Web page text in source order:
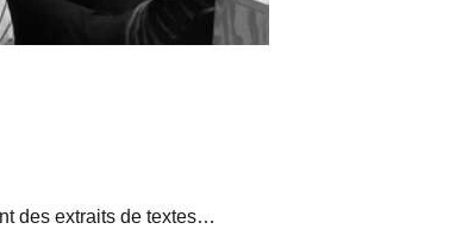
des extraits de textes…